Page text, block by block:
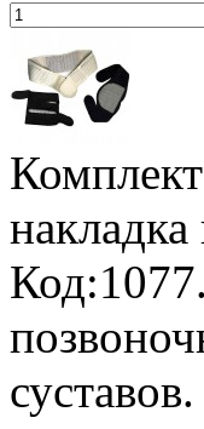
суставов.